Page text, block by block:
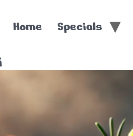
Home Specials